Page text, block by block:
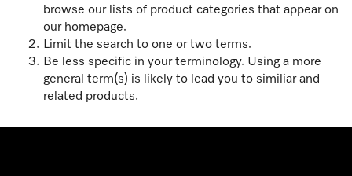
browse our lists of product categories that appear on
our homepage.
Limit the search to one or two terms.
Be less specific in your terminology. Using a more
general term(s) is likely to lead you to similiar and
related products.